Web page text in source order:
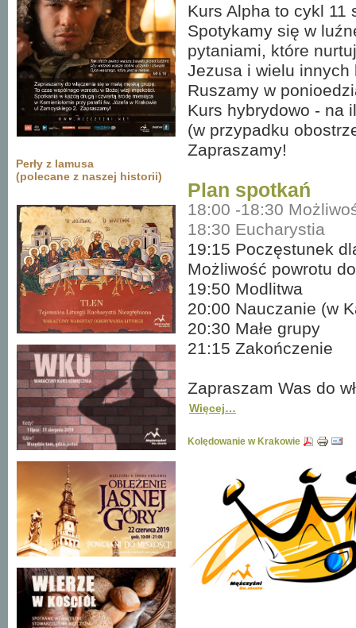
Perły z lamusa
(polecane z naszej historii)
Kurs Alpha to cykl 11
Spotykamy się w
pytaniami, które
Jezusa i wielu
Ruszamy w
Kurs hybrydowo - na
(w przypadku
Zapraszamy!
Plan spotkań
18:00 -18:30
18:30 Eucharystia
19:15 Poczęstunek
Możliwość powrotu
19:50 Modlitwa
20:00 Nauczanie (w
20:30 Małe grupy
21:15 Zakończenie
Zapraszam Was do
Więcej…
Kolędowanie w Krakowie